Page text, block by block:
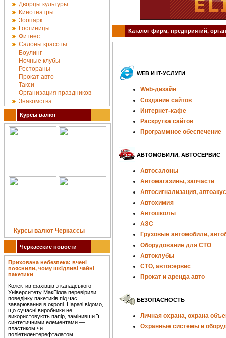
Дворцы культуры
Кинотеатры
Зоопарк
Гостиницы
Фитнес
Салоны красоты
Боулинг
Ночные клубы
Рестораны
Прокат авто
Такси
Организация праздников
Знакомства
Курсы валют
Курсы валют Черкассы
Черкасские новости
Прихована небезпека: вчені
пояснили, чому шкідливі чайні
пакетики
Колектив фахівців з канадського
Університету МакГілла перевірили
поведінку пакетиків під час
заварювання в окропі. Наразі відомо,
що сучасні виробники не
використовують папір, замінивши її
синтетичними елементами —
пластиком чи
поліетилентерефталатом
Каталог фирм, предприятий,
WEB И IT-УСЛУГИ
Web-дизайн
Создание сайтов
Интернет-кафе
Раскрутка сайтов
Программное обеспечение
АВТОМОБИЛИ, АВТОСЕРВИС
Автосалоны
Автомагазины, запчасти
Автосигнализация,
Автохимия
Автошколы
АЗС
Грузовые автомобили,
Оборудование для СТО
Автоклубы
СТО, автосервис
Прокат и аренда авто
БЕЗОПАСНОСТЬ
Личная охрана, охрана
Охранные системы и